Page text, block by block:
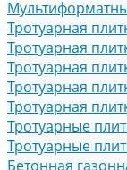
Тротуарная
Тротуарная
Тротуарная
Тротуарная
Тротуарная
Тротуарные
Тротуарные
Бетонная